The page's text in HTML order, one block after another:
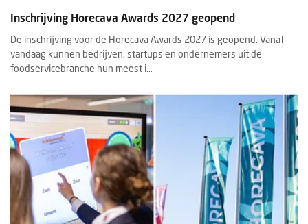
Inschrijving Horecava Awards 2027 geopend
De inschrijving voor de Horecava Awards 2027 is geopend. Vanaf
vandaag kunnen bedrijven, startups en ondernemers uit de
foodservicebranche hun meest i...